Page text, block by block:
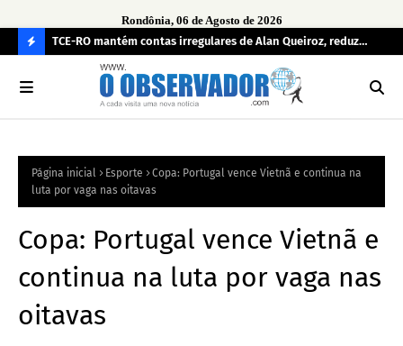
Rondônia, 06 de Agosto de 2026
O
R
TCE-RO mantém contas irregulares de Alan Queiroz, reduz
multa e caso pode gerar Inelegibilidade
Página inicial Esporte
Copa: Portugal vence Vietnã e continua na
luta por vaga nas oitavas
Copa: Portugal vence Vietnã e
continua na luta por vaga nas
oitavas